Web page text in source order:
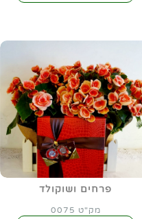
פרחים ושוקולד
מק"ט 0075